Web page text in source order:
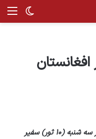
تغییر
گزارش‌ها حاکی از آن است که قطر، امروز سه شنبه (۱۰ ثور) سفیر